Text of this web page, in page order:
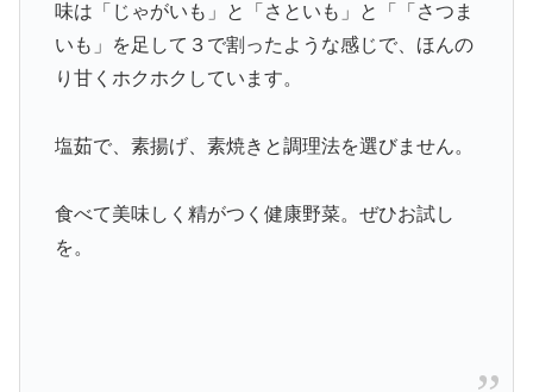
味は「じゃがいも」と「さといも」と「「さつま
いも」を足して３で割ったような感じで、ほんの
り甘くホクホクしています。
塩茹で、素揚げ、素焼きと調理法を選びません。
食べて美味しく精がつく健康野菜。ぜひお試し
を。